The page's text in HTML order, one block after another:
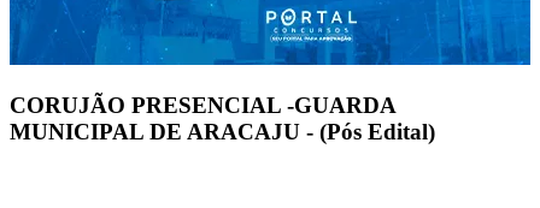
CORUJÃO PRESENCIAL -GUARDA
MUNICIPAL DE ARACAJU - (Pós Edital)